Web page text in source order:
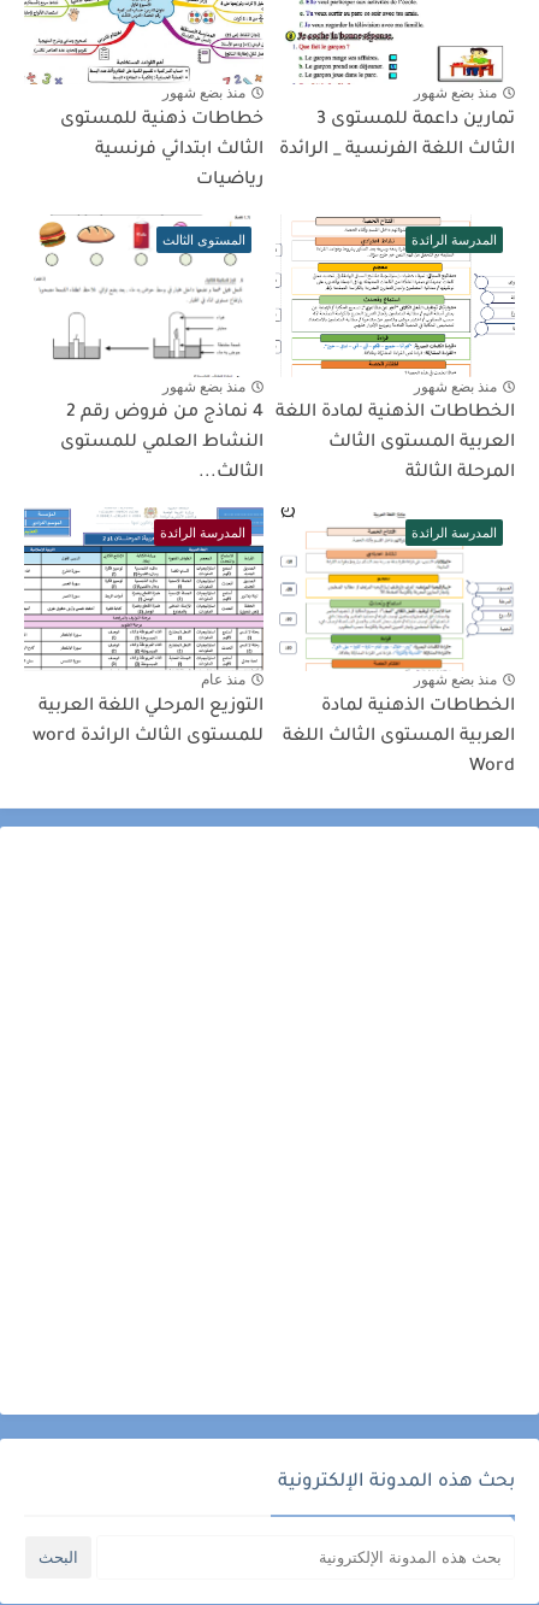
منذ بضع شهور
تمارين داعمة للمستوى 3
الثالث اللغة الفرنسية _ الرائدة
منذ بضع شهور
خطاطات ذهنية للمستوى
الثالث ابتدائي فرنسية
رياضيات
المدرسة الرائدة
منذ بضع شهور
الخطاطات الذهنية لمادة اللغة
العربية المستوى الثالث
المرحلة الثالثة
المستوى الثالث
منذ بضع شهور
4 نماذج من فروض رقم 2
النشاط العلمي للمستوى
الثالث...
المدرسة الرائدة
منذ بضع شهور
الخطاطات الذهنية لمادة
العربية المستوى الثالث اللغة
Word
المدرسة الرائدة
منذ عام
التوزيع المرحلي اللغة العربية
للمستوى الثالث الرائدة word
بحث هذه المدونة الإلكترونية